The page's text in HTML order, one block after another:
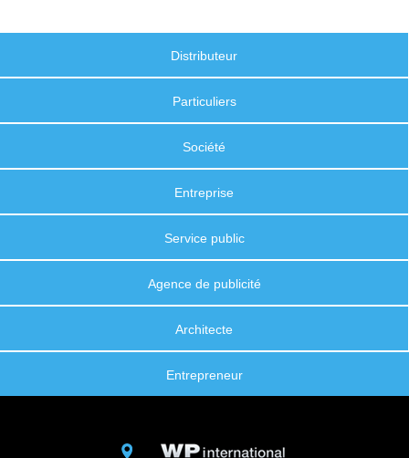
Distributeur
Particuliers
Société
Entreprise
Service public
Agence de publicité
Architecte
Entrepreneur